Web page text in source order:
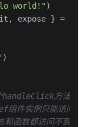
world!" )
expose } =
)
handleClick方法
件实例只能访问到
函数都访问不到